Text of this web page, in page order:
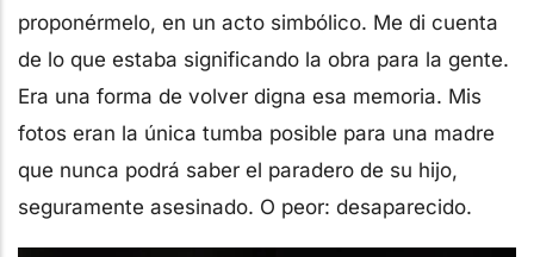
proponérmelo, en un acto simbólico. Me di cuenta
de lo que estaba significando la obra para la gente.
Era una forma de volver digna esa memoria. Mis
fotos eran la única tumba posible para una madre
que nunca podrá saber el paradero de su hijo,
seguramente asesinado. O peor: desaparecido.